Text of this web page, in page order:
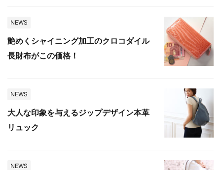
NEWS
艶めくシャイニング加工のクロコダイル
長財布がこの価格！
NEWS
大人な印象を与えるジップデザイン本革
リュック
NEWS